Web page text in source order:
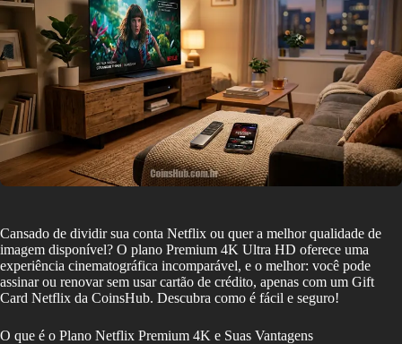
Cansado de dividir sua conta Netflix ou quer a melhor qualidade de
imagem disponível? O plano Premium 4K Ultra HD oferece uma
experiência cinematográfica incomparável, e o melhor: você pode
assinar ou renovar sem usar cartão de crédito, apenas com um Gift
Card Netflix da CoinsHub. Descubra como é fácil e seguro!
O que é o Plano Netflix Premium 4K e Suas Vantagens